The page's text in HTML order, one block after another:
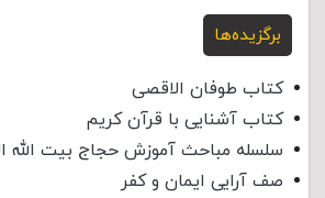
برگزیده‌ها
کتاب طوفان الاقصی
کتاب آشنایی با قرآن کریم
سلسله مباحث آموزش حجاج بیت الله
صف آرایی ایمان و کفر